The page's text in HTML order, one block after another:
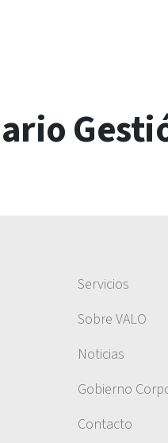
Servicios
Sobre VALO
Noticias
Gobierno
Contacto